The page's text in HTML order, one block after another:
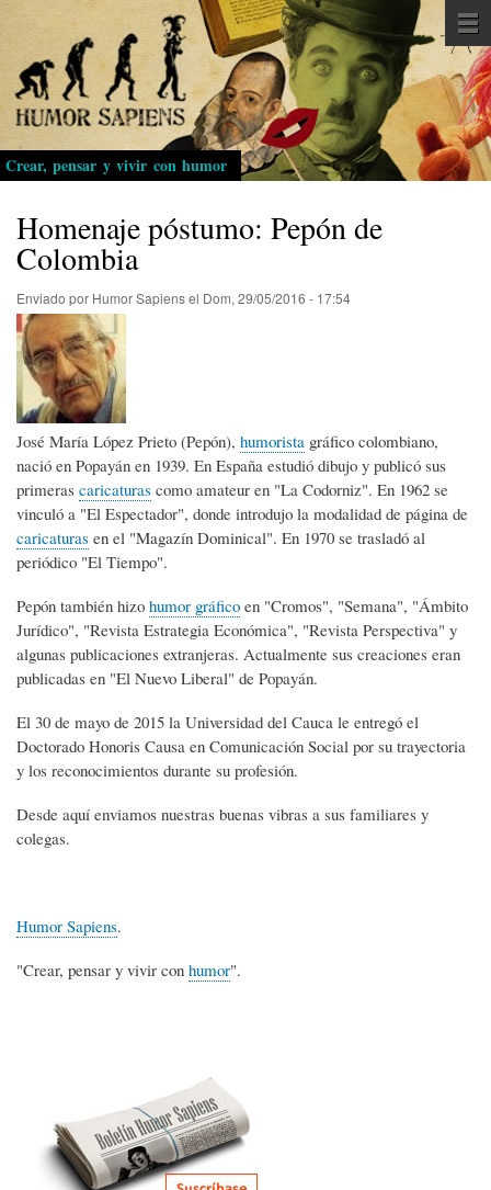
Pasar
al
contenido
principal
Crear, pensar y vivir con humor
Homenaje póstumo: Pepón de
Colombia
Enviado por Humor Sapiensel Dom, 29/05/2016 - 17:54
José María López Prieto (Pepón), humorista gráfico colombiano,
nació en Popayán en 1939. En España estudió dibujo y publicó sus
primeras caricaturas como amateur en "La Codorniz". En 1962 se
vinculó a "El Espectador", donde introdujo la modalidad de página de
caricaturas en el "Magazín Dominical". En 1970 se trasladó al
periódico "El Tiempo".
Pepón también hizo humor gráfico en "Cromos", "Semana", "Ámbito
Jurídico", "Revista Estrategia Económica", "Revista Perspectiva" y
algunas publicaciones extranjeras. Actualmente sus creaciones eran
publicadas en "El Nuevo Liberal" de Popayán.
El 30 de mayo de 2015 la Universidad del Cauca le entregó el
Doctorado Honoris Causa en Comunicación Social por su trayectoria
y los reconocimientos durante su profesión.
Desde aquí enviamos nuestras buenas vibras a sus familiares y
colegas.
Humor Sapiens.
"Crear, pensar y vivir con humor".